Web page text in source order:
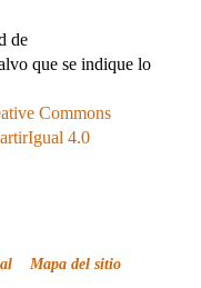
de
que se indique lo
Commons
4.0
Mapa del sitio